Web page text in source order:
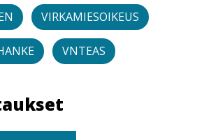
VIRKAMIESOIKEUS
VNTEAS